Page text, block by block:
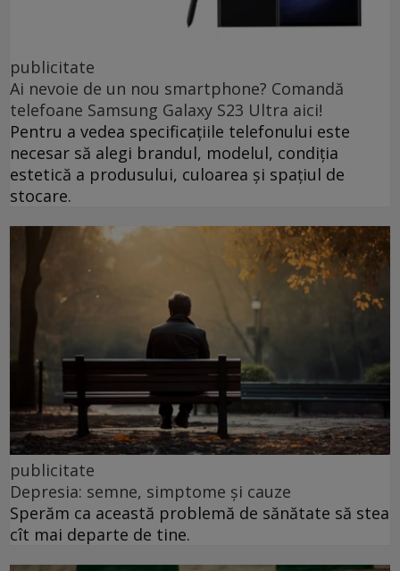
publicitate
Ai nevoie de un nou smartphone? Comandă
telefoane Samsung Galaxy S23 Ultra aici!
Pentru a vedea specificațiile telefonului este
necesar să alegi brandul, modelul, condiția
estetică a produsului, culoarea și spațiul de
stocare.
publicitate
Depresia: semne, simptome și cauze
Sperăm ca această problemă de sănătate să stea
cît mai departe de tine.